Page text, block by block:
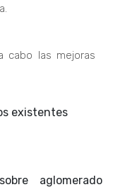
cabo las mejoras
existentes
aglomerado